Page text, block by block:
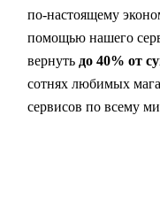
по-настоящему
помощью нашего
вернуть до 40% от
сотнях любимых
сервисов по всему